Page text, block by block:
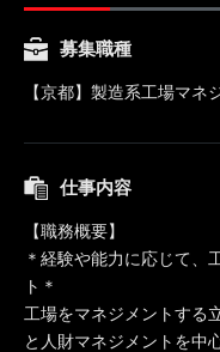
募集職種
【京都】製造系工場マネ
仕事内容
【職務概要】
＊経験や能力に応じて、
ト＊
工場をマネジメントする
と人財マネジメントを中